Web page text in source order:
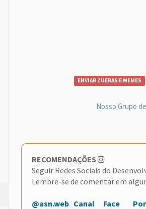
ENVIAR ZUERAS E MEMES
Nosso Grupo
RECOMENDAÇÕES
Seguir Redes Sociais do
Lembre-se de comentar em
@asn.web Canal Face